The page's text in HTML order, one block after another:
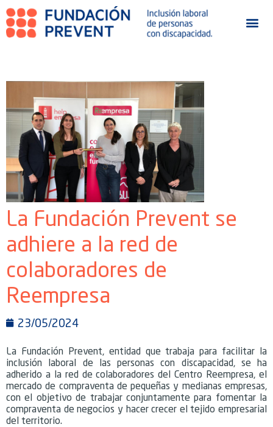
La Fundación Prevent se
adhiere a la red de
colaboradores de
Reempresa
23/05/2024
La Fundación Prevent, entidad que trabaja para facilitar la
inclusión laboral de las personas con discapacidad, se ha
adherido a la red de colaboradores del Centro Reempresa, el
mercado de compraventa de pequeñas y medianas empresas,
con el objetivo de trabajar conjuntamente para fomentar la
compraventa de negocios y hacer crecer el tejido empresarial
del territorio.